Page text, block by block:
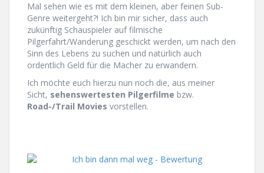
Mal sehen wie es mit dem kleinen, aber feinen Sub-
Genre weitergeht?! Ich bin mir sicher, dass auch
zukünftig Schauspieler auf filmische
Pilgerfahrt/Wanderung geschickt werden, um nach den
Sinn des Lebens zu suchen und natürlich auch
ordentlich Geld für die Macher zu erwandern.
Ich möchte euch hierzu nun noch die, aus meiner
Sicht, sehenswertesten Pilgerfilme bzw.
Road-/Trail Movies vorstellen.